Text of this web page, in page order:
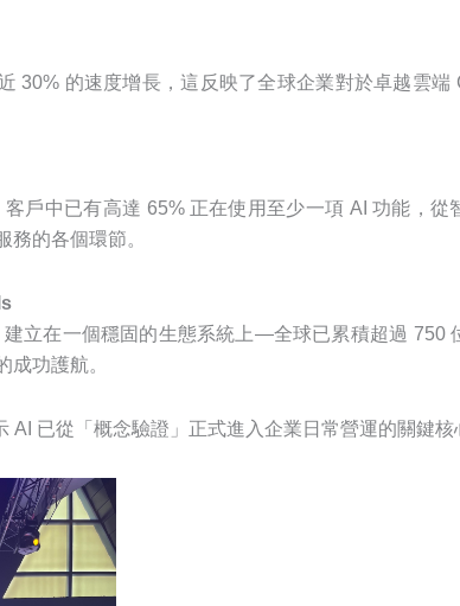
30% 的速度增長，這反映了全球企業對於卓越雲端
戶中已有高達 65% 正在使用至少一項 AI 功能，從
的各個環節。
立在一個穩固的生態系統上—全球已累積超過 750
成功護航。
已從「概念驗證」正式進入企業日常營運的關鍵核